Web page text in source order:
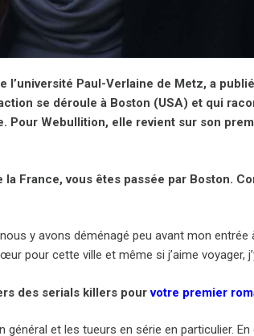
l’université Paul-Verlaine de Metz, a
se déroule à Boston (USA) et qui
Webullition, elle revient sur son
la France, vous êtes passée par Boston.
y avons déménagé peu avant mon entrée
pour cette ville et même si j’aime voyager,
des serials killers pourvotre premier
et les tueurs en série en particulier.